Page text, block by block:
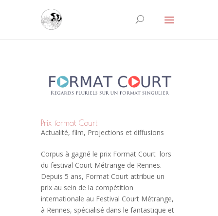
Prix format Court
Actualité, film, Projections et diffusions
Corpus à gagné le prix Format Court lors
du festival Court Métrange de Rennes.
Depuis 5 ans, Format Court attribue un
prix au sein de la compétition
internationale au Festival Court Métrange,
à Rennes, spécialisé dans le fantastique et